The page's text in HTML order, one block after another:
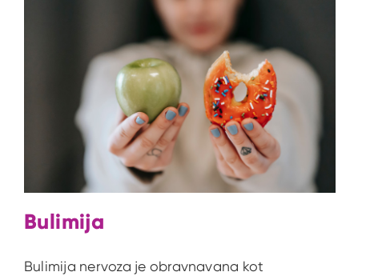
Bulimija
Bulimija nervoza je obravnavana kot